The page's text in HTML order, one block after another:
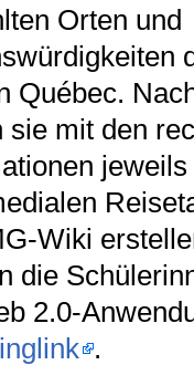
Orten und
Québec.
sie mit den
Wiki
die
2.0-
.